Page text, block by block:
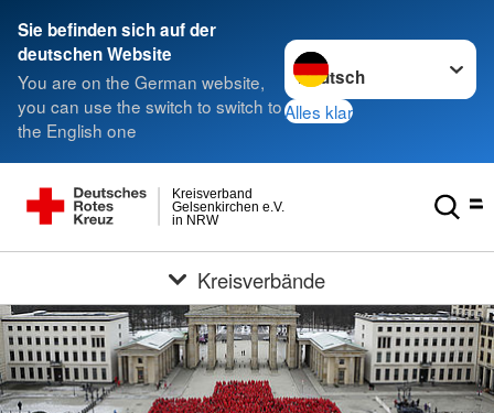
Sie befinden sich auf der
deutschen Website
You are on the German website,
you can use the switch to switch to
the English one
Sprache wechseln zu
Alles klar
in NRW
Gelsenkirchen e.V.
Kreisverband
Kreisverbände